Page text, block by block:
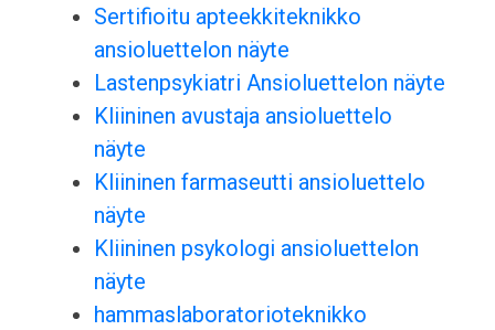
Sertifioitu apteekkiteknikko
ansioluettelon näyte
Lastenpsykiatri Ansioluettelon näyte
Kliininen avustaja ansioluettelo
näyte
Kliininen farmaseutti ansioluettelo
näyte
Kliininen psykologi ansioluettelon
näyte
hammaslaboratorioteknikko